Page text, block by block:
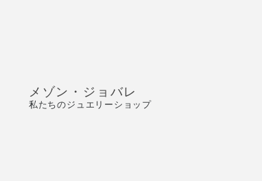
メゾン・ジョバレ
私たちのジュエリーショップ